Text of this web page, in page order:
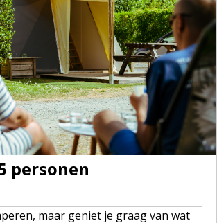
personen
maar geniet je graag van wat